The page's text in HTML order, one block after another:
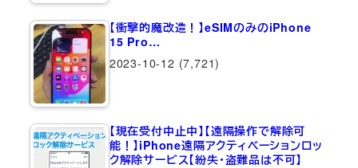
【衝撃的魔改造！】eSIMのみのiPhone
15 Pro…
2023-10-12 (7,721)
【現在受付中止中】【遠隔操作で解除可
能！】iPhone遠隔アクティベーションロッ
ク解除サービス【紛失・盗難品は不可】